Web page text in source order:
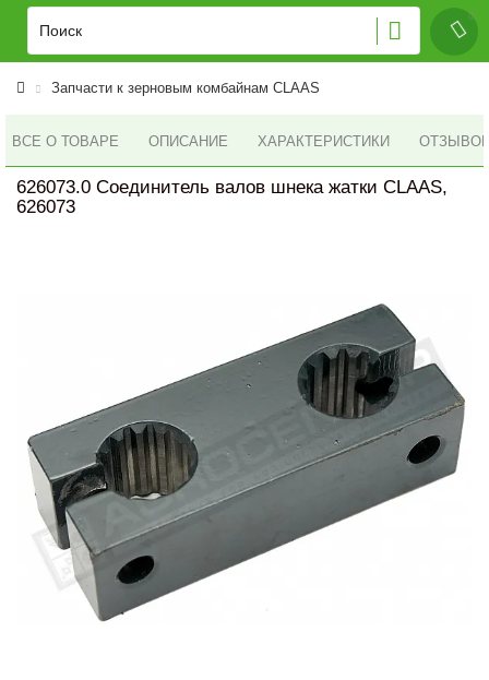
Запчасти к зерновым комбайнам CLAAS
ВСЕ О ТОВАРЕ ОПИСАНИЕ ХАРАКТЕРИСТИКИ ОТЗЫВОВ
626073.0 Соединитель валов шнека жатки CLAAS,
626073